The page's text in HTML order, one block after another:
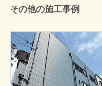
その他の施工事例